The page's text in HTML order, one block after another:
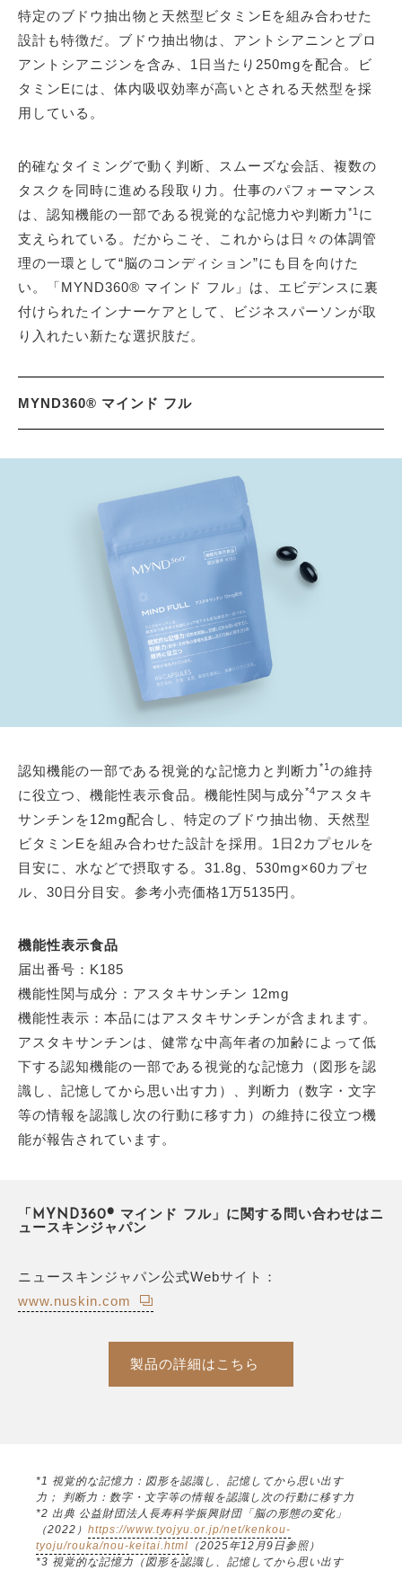
特定のブドウ抽出物と天然型ビタミンEを組み合わせた
設計も特徴だ。ブドウ抽出物は、アントシアニンとプロ
アントシアニジンを含み、1日当たり250mgを配合。ビ
タミンEには、体内吸収効率が高いとされる天然型を採
用している。
的確なタイミングで動く判断、スムーズな会話、複数の
タスクを同時に進める段取り力。仕事のパフォーマンス
は、認知機能の一部である視覚的な記憶力や判断力 *1 に
支えられている。だからこそ、これからは日々の体調管
理の一環として“脳のコンディション”にも目を向けた
い。「MYND360® マインド フル」は、エビデンスに裏
付けられたインナーケアとして、ビジネスパーソンが取
り入れたい新たな選択肢だ。
MYND360® マインド フル
認知機能の一部である視覚的な記憶力と判断力 *1 の維持
に役立つ、機能性表示食品。機能性関与成分*4アスタキ
サンチンを12mg配合し、特定のブドウ抽出物、天然型
ビタミンEを組み合わせた設計を採用。1日2カプセルを
目安に、水などで摂取する。31.8g、530mg×60カプセ
ル、30日分目安。参考小売価格1万5135円。
機能性表示食品
届出番号：K185
機能性関与成分：アスタキサンチン 12mg
機能性表示：本品にはアスタキサンチンが含まれます。
アスタキサンチンは、健常な中高年者の加齢によって低
下する認知機能の一部である視覚的な記憶力（図形を認
識し、記憶してから思い出す力）、判断力（数字・文字
等の情報を認識し次の行動に移す力）の維持に役立つ機
能が報告されています。
「MYND360® マインド フル」に関する問い合わせはニ
ュースキンジャパン
ニュースキンジャパン公式Webサイト：
www.nuskin.com
製品の詳細はこちら
*1 視覚的な記憶力：図形を認識し、記憶してから思い出す
力； 判断力：数字・文字等の情報を認識し次の行動に移す力
*2 出典 公益財団法人長寿科学振興財団「脳の形態の変化」
（2022） https://www.tyojyu.or.jp/net/kenkou-
tyoju/rouka/nou-keitai.html （2025年12月9日参照）
*3 視覚的な記憶力（図形を認識し、記憶してから思い出す